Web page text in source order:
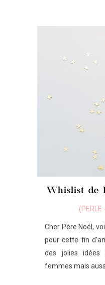
Whislist de
(PERLE -
Cher Père Noël,
pour cette fin
des jolies idées
femmes mais